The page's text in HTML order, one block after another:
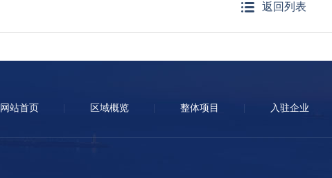
返回列表
网站首页 区域概览 整体项目 入驻企业